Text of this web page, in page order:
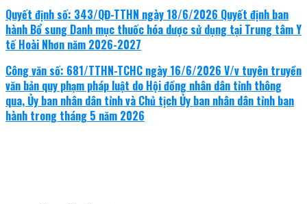
Quyết định số: 343/QĐ-TTHN ngày 18/6/2026 Quyết định ban
hành Bổ sung Danh mục thuốc hóa dược sử dụng tại Trung tâm Y
tế Hoài Nhơn năm 2026-2027
Công văn số: 681/TTHN-TCHC ngày 16/6/2026 V/v tuyên truyền
văn bản quy phạm pháp luật do Hội đồng nhân dân tỉnh thông
qua, Ủy ban nhân dân tỉnh và Chủ tịch Ủy ban nhân dân tỉnh ban
hành trong tháng 5 năm 2026